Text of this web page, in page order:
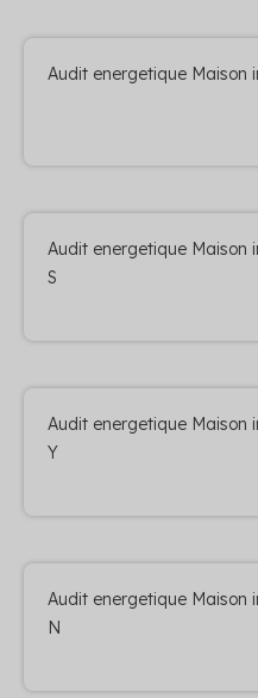
Audit energetique Maison
Audit energetique Maison
S
Audit energetique Maison
Y
Audit energetique Maison
N